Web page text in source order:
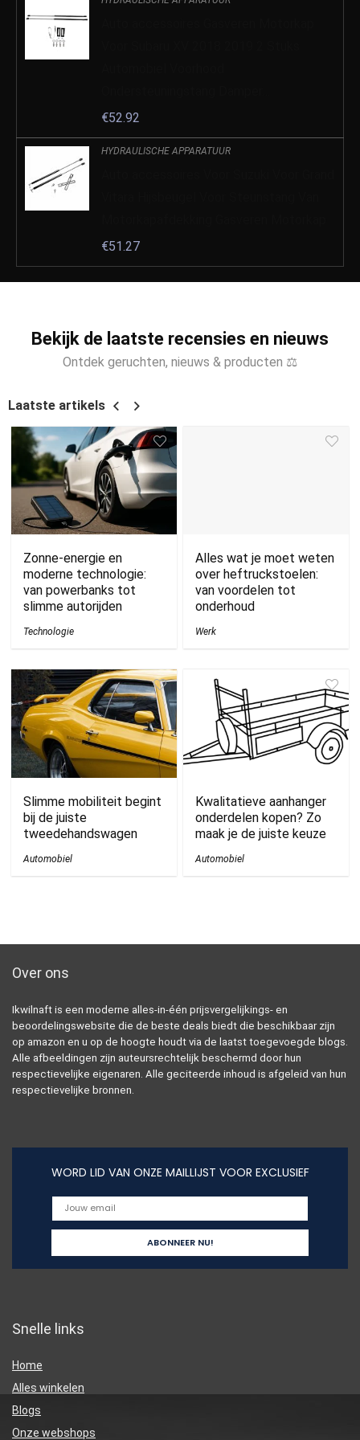
€52.92
HYDRAULISCHE APPARATUUR
€51.27
Bekijk de laatste recensies en nieuws
Ontdek geruchten, nieuws & producten ⚖
Laatste artikels
Zonne-energie en
moderne technologie:
van powerbanks tot
slimme autorijden
Technologie
Alles wat je moet weten
over heftruckstoelen:
van voordelen tot
onderhoud
Werk
Slimme mobiliteit begint
bij de juiste
tweedehandswagen
Automobiel
Kwalitatieve aanhanger
onderdelen kopen? Zo
maak je de juiste keuze
Automobiel
Over ons
Ikwilnaft is een moderne alles-in-één prijsvergelijkings- en
beoordelingswebsite die de beste deals biedt die beschikbaar zijn
op amazon en u op de hoogte houdt via de laatst toegevoegde blogs.
Alle afbeeldingen zijn auteursrechtelijk beschermd door hun
respectievelijke eigenaren. Alle geciteerde inhoud is afgeleid van hun
respectievelijke bronnen.
WORD LID VAN ONZE MAILLIJST VOOR EXCLUSIEF
Snelle links
Home
Alles winkelen
Blogs
Onze webshops